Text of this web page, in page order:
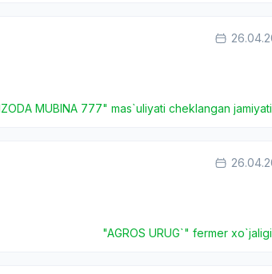
MUBINA 777" mas`uliyati cheklangan
"AGROS URUG`" fermer